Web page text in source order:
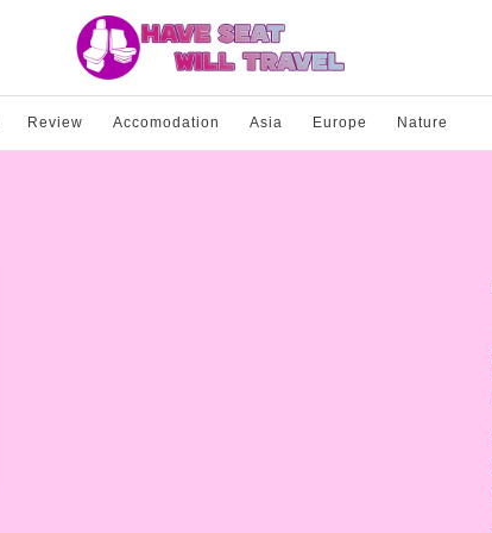
Review Accomodation Asia Europe Nature